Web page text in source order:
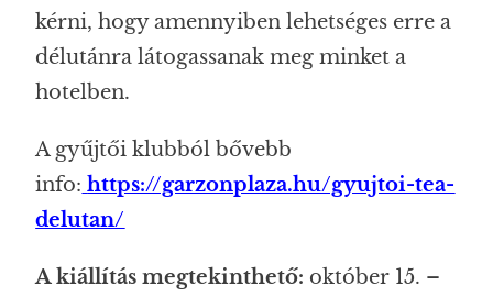
kérni, hogy amennyiben lehetséges erre a
délutánra látogassanak meg minket a
hotelben.
A gyűjtői klubból bővebb
info: https://garzonplaza.hu/gyujtoi-tea-
delutan/
A kiállítás megtekinthető: október 15. –